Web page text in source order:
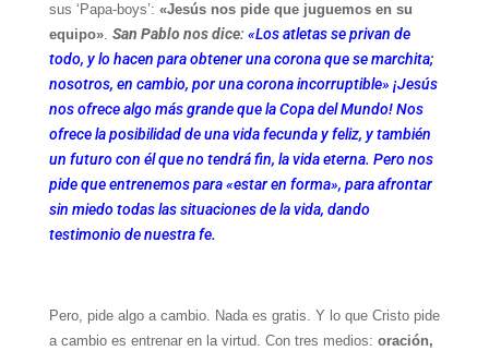
sus ‘Papa-boys’: «Jesús nos pide que juguemos en su
equipo». San Pablo nos dice: «Los atletas se privan de
todo, y lo hacen para obtener una corona que se marchita;
nosotros, en cambio, por una corona incorruptible» ¡Jesús
nos ofrece algo más grande que la Copa del Mundo! Nos
ofrece la posibilidad de una vida fecunda y feliz, y también
un futuro con él que no tendrá fin, la vida eterna. Pero nos
pide que entrenemos para «estar en forma», para afrontar
sin miedo todas las situaciones de la vida, dando
testimonio de nuestra fe.
Pero, pide algo a cambio. Nada es gratis. Y lo que Cristo pide
a cambio es entrenar en la virtud. Con tres medios: oración,